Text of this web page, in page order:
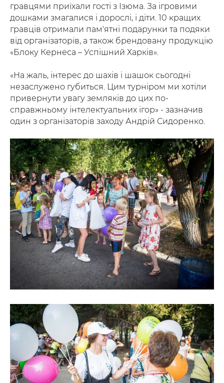
гравцями приїхали гості з Ізюма. За ігровими
дошками змагалися і дорослі, і діти. 10 кращих
гравців отримали пам'ятні подарунки та подяки
від організаторів, а також брендовану продукцію
«Блоку Кернеса – Успішний Харків».
«На жаль, інтерес до шахів і шашок сьогодні
незаслужено губиться. Цим турніром ми хотіли
привернути увагу земляків до цих по-
справжньому інтелектуальних ігор» - зазначив
один з організаторів заходу Андрій Сидоренко.